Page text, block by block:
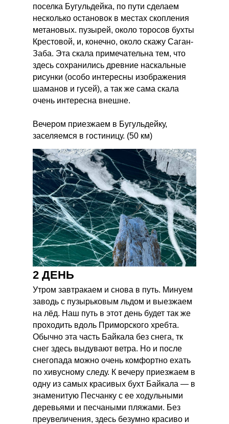
поселка Бугульдейка, по пути сделаем
несколько остановок в местах скопления
метановых. пузырей, около торосов бухты
Крестовой, и, конечно, около скажу Саган-
Заба. Эта скала примечательна тем, что
здесь сохранились древние наскальные
рисунки (особо интересны изображения
шаманов и гусей), а так же сама скала
очень интересна внешне.
Вечером приезжаем в Бугульдейку,
заселяемся в гостиницу. (50 км)
Утром завтракаем и снова в путь. Минуем
заводь с пузырьковым льдом и выезжаем
на лёд. Наш путь в этот день будет так же
проходить вдоль Приморского хребта.
Обычно эта часть Байкала без снега, тк
снег здесь выдувают ветра. Но и после
снегопада можно очень комфортно ехать
по хивусному следу. К вечеру приезжаем в
одну из самых красивых бухт Байкала — в
знаменитую Песчанку с ее ходульными
деревьями и песчаными пляжами. Без
преувеличения, здесь безумно красиво и
2 ДЕНЬ